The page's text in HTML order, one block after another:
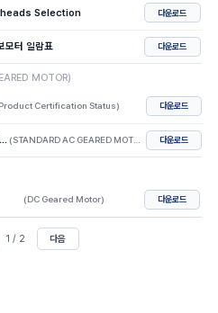
Selection 다운로드
모터 일람표 다운로드
MOTOR)
Product Certification Status) 다운로드
STANDARD AC GEARED MOTOR (STANDARD AC GEARED MOTOR 다운로드
(DC Geared Motor) 다운로드
1 / 2 다음